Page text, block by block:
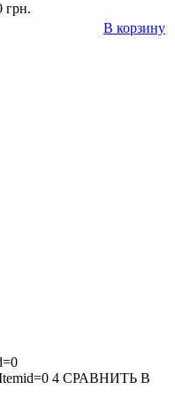
грн.
В корзину
4 СРАВНИТЬ В